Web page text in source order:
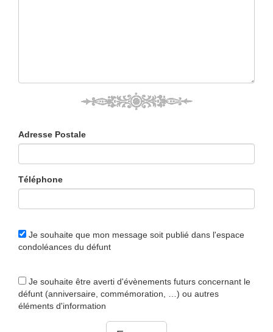
Adresse Postale
Téléphone
Je souhaite que mon message soit publié dans l'espace
condoléances du défunt
Je souhaite être averti d'évènements futurs concernant le
défunt (anniversaire, commémoration, …) ou autres
éléments d'information